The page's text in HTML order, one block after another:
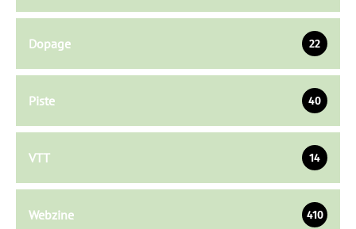
Dopage 22
Piste 40
VTT 14
Webzine 410